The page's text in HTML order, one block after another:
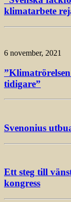
klimatarbete
6 november, 2021
tidigare”
Svenonius
Ett steg till
kongress